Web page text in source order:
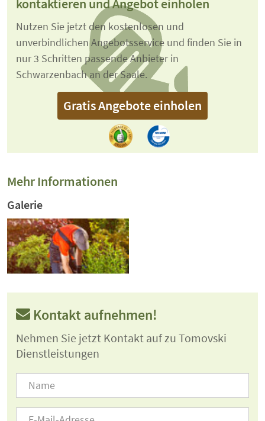
kontaktieren und Angebot einholen
Nutzen Sie jetzt den kostenlosen und
unverbindlichen Angebotsservice und finden Sie in
nur 3 Schritten passende Anbieter in
Schwarzenbach an der Saale.
Gratis Angebote einholen
Mehr Informationen
Galerie
Kontakt aufnehmen!
Nehmen Sie jetzt Kontakt auf zu Tomovski
Dienstleistungen